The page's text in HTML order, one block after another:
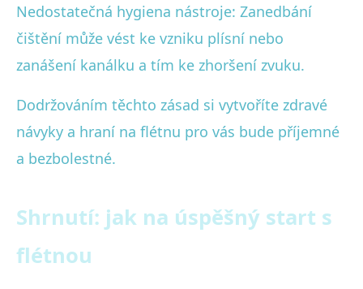
Nedostatečná hygiena nástroje: Zanedbání
čištění může vést ke vzniku plísní nebo
zanášení kanálku a tím ke zhoršení zvuku.
Dodržováním těchto zásad si vytvoříte zdravé
návyky a hraní na flétnu pro vás bude příjemné
a bezbolestné.
Shrnutí: jak na úspěšný start s
flétnou